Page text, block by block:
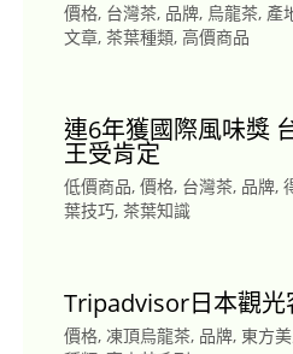
價格, 台灣茶, 品牌, 烏龍茶, 產
文章, 茶葉種類, 高價商品
連6年獲國際風味獎
王受肯定
低價商品, 價格, 台灣茶, 品牌,
葉技巧, 茶葉知識
Tripadvisor日本觀光
價格, 凍頂烏龍茶, 品牌, 東方